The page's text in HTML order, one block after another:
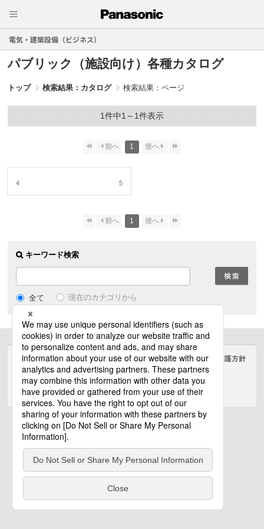
電気・建築設備（ビジネス）
パブリック（施設向け）各種カタログ
トップ 検索結果：カタログ 検索結果：ページ
1件中1～1件表示
1
4 5
1
キーワード検索
全て 現在のカテゴリから
サイトのご利用にあたって クッキーポリシー 個人情報保護方針
電気・建築設備（ビジネス）
© Panasonic Electric Works Co., Ltd.